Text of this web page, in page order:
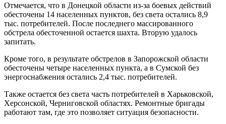
Отмечается, что в Донецкой области из-за боевых действий
обесточены 14 населенных пунктов, без света остались 8,9
тыс. потребителей. После последнего массированного
обстрела обесточенной остается шахта. Вторую удалось
запитать.
Кроме того, в результате обстрелов в Запорожской области
обесточены четыре населенных пункта, а в Сумской без
энергоснабжения остались 2,4 тыс. потребителей.
Также остается без света часть потребителей в Харьковской,
Херсонской, Черниговской областях. Ремонтные бригады
работают там, где это позволяет ситуация безопасности.